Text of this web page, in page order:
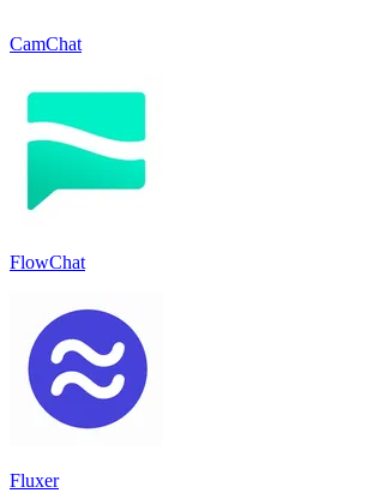
CamChat
FlowChat
Fluxer